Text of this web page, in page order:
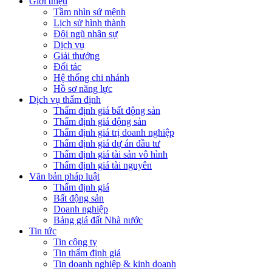
Tầm nhìn sứ mệnh
Lịch sử hình thành
Đội ngũ nhân sự
Dịch vụ
Giải thưởng
Đối tác
Hệ thống chi nhánh
Hồ sơ năng lực
Dịch vụ thẩm định
Thẩm định giá bất động sản
Thẩm định giá động sản
Thẩm định giá trị doanh nghiệp
Thẩm định giá dự án đầu tư
Thẩm định giá tài sản vô hình
Thẩm định giá tài nguyên
Văn bản pháp luật
Thẩm định giá
Bất động sản
Doanh nghiệp
Bảng giá đất Nhà nước
Tin tức
Tin công ty
Tin thẩm định giá
Tin doanh nghiệp & kinh doanh